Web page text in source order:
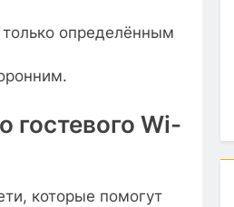
определённым
гостевого Wi-
которые помогут